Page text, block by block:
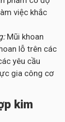
việc khắc
Mũi khoan
lỗ trên các
yêu cầu
gia công cơ
kim